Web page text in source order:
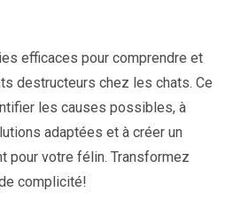
efficaces pour comprendre et
destructeurs chez les chats. Ce
les causes possibles, à
adaptées et à créer un
pour votre félin. Transformez
complicité!